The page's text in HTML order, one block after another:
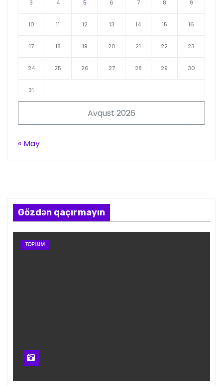
Avqust 2026
3 4 5 6 7 8 9
10 11 12 13 14 15 16
17 18 19 20 21 22 23
24 25 26 27 28 29 30
31
« May
Gözdən qaçırmayın
TOPLUM